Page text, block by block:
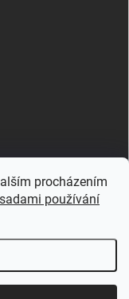
procházením
používání
Upravit nastavení